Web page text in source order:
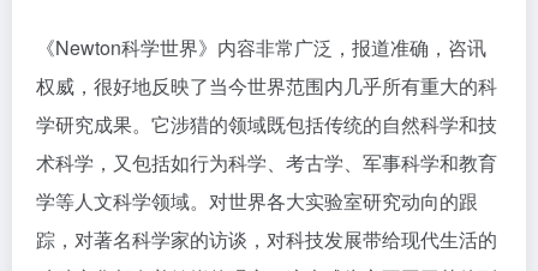
《Newton科学世界》内容非常广泛，报道准确，咨讯
权威，很好地反映了当今世界范围内几乎所有重大的科
学研究成果。它涉猎的领域既包括传统的自然科学和技
术科学，又包括如行为科学、考古学、军事科学和教育
学等人文科学领域。对世界各大实验室研究动向的跟
踪，对著名科学家的访谈，对科技发展带给现代生活的